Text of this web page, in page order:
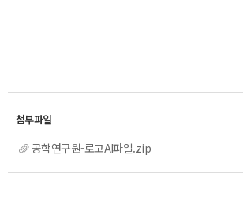
공학연구원-로고AI파일.zip